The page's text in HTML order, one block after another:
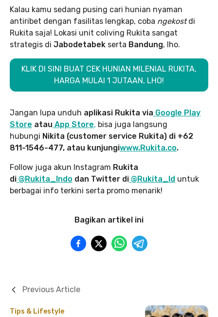
Kalau kamu sedang pusing cari hunian nyaman
antiribet dengan fasilitas lengkap, coba ngekostdi
Rukita saja! Lokasi unit coliving Rukita sangat
strategis di Jabodetabek serta Bandung, lho.
KLIK DI SINI BUAT CEK HUNIAN MILENIAL RUKITA,
HARGA MULAI 1 JUTAAN, LHO!
Jangan lupa unduh aplikasi Rukita via Google Play
Store atau App Store, bisa juga langsung
hubungi Nikita (customer service Rukita) di +62
811-1546-477, atau kunjungiwww.Rukita.co.
Follow juga akun Instagram Rukita
di @Rukita_Indo dan Twitter di @Rukita_Id untuk
berbagai info terkini serta promo menarik!
Bagikan artikel ini
Tips & Lifestyle
Previous Article